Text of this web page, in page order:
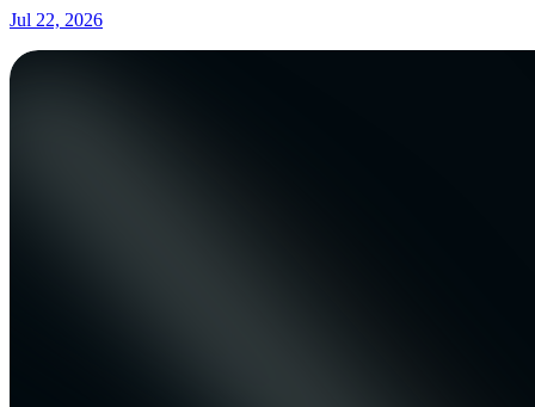
Jul 22, 2026